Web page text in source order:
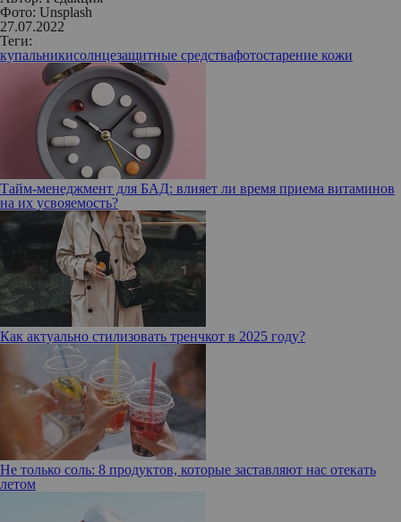
Фото: Unsplash
27.07.2022
Теги:
купальникисолнцезащитные средствафотостарение кожи
Тайм-менеджмент для БАД: влияет ли время приема витаминов
на их усвояемость?
Как актуально стилизовать тренчкот в 2025 году?
Не только соль: 8 продуктов, которые заставляют нас отекать
летом